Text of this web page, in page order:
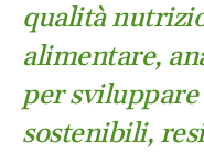
qualità
alimentare,
per
sostenibili,